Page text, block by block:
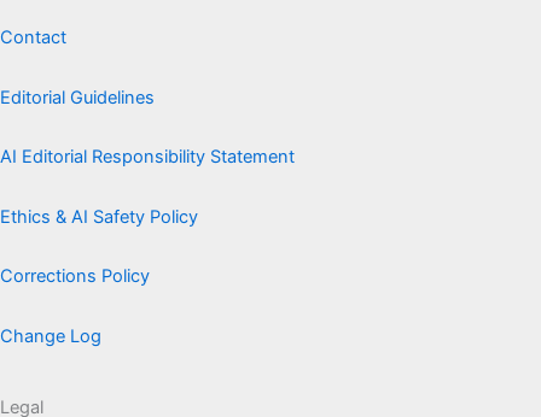
Contact
Editorial Guidelines
AI Editorial Responsibility Statement
Ethics & AI Safety Policy
Corrections Policy
Change Log
Legal